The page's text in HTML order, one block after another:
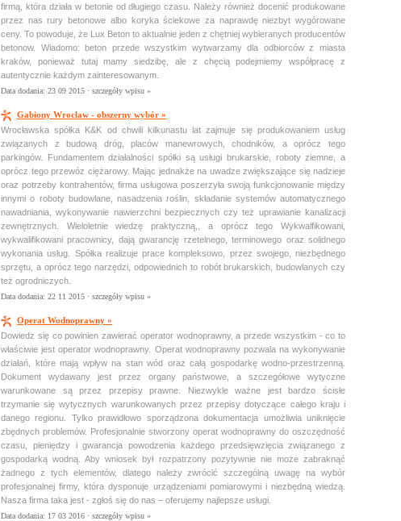
firmą, która działa w betonie od długiego czasu. Należy również docenić produkowane
przez nas rury betonowe albo koryka ściekowe za naprawdę niezbyt wygórowane
ceny. To powoduje, że Lux Beton to aktualnie jeden z chętniej wybieranych producentów
betonow. Wiadomo: beton przede wszystkim wytwarzamy dla odbiorców z miasta
kraków, ponieważ tutaj mamy siedzibę, ale z chęcią podejmiemy współpracę z
autentycznie każdym zainteresowanym.
Data dodania: 23 09 2015 · szczegóły wpisu »
Gabiony Wrocław - obszerny wybór »
Wrocławska spółka K&K od chwili kilkunastu lat zajmuje się produkowaniem usług
związanych z budową dróg, placów manewrowych, chodników, a oprócz tego
parkingów. Fundamentem działalności spółki są usługi brukarskie, roboty ziemne, a
oprócz tego przewóz ciężarowy. Mając jednakże na uwadze zwiększające się nadzieje
oraz potrzeby kontrahentów, firma usługowa poszerzyła swoją funkcjonowanie między
innymi o roboty budowlane, nasadzenia roślin, składanie systemów automatycznego
nawadniania, wykonywanie nawierzchni bezpiecznych czy też uprawianie kanalizacji
zewnętrznych. Wieloletnie wiedzę praktyczną,, a oprócz tego Wykwalfikowani,
wykwalifikowani pracownicy, dają gwarancję rzetelnego, terminowego oraz solidnego
wykonania usług. Spółka realizuje prace kompleksowo, przez swojego, niezbędnego
sprzętu, a oprócz tego narzędzi, odpowiednich to robót brukarskich, budowlanych czy
też ogrodniczych.
Data dodania: 22 11 2015 · szczegóły wpisu »
Operat Wodnoprawny »
Dowiedz się co powinien zawierać operator wodnoprawny, a przede wszystkim - co to
właściwie jest operator wodnoprawny. Operat wodnoprawny pozwala na wykonywanie
działań, które mają wpływ na stan wód oraz całą gospodarkę wodno-przestrzenną.
Dokument wydawany jest przez organy państwowe, a szczegółowe wytyczne
warunkowane są przez przepisy prawne. Niezwykle ważne jest bardzo ścisłe
trzymanie się wytycznych warunkowanych przez przepisy dotyczące całego kraju i
danego regionu. Tylko prawidłowo sporządzona dokumentacja umożliwia uniknięcie
zbędnych problemów. Profesjonalnie stworzony operat wodnoprawny do oszczędność
czasu, pieniędzy i gwarancja powodzenia każdego przedsięwzięcia związanego z
gospodarką wodną. Aby wniosek był rozpatrzony pozytywnie nie może zabraknąć
żadnego z tych elementów, dlatego należy zwrócić szczególną uwagę na wybór
profesjonalnej firmy, która dysponuje urządzeniami pomiarowymi i niezbędną wiedzą.
Nasza firma taka jest - zgłoś się do nas – oferujemy najlepsze usługi.
Data dodania: 17 03 2016 · szczegóły wpisu »